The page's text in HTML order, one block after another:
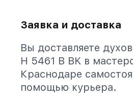
Заявка и доставка
Вы доставляете
H 5461 В BK в
Краснодаре
помощью курьера.